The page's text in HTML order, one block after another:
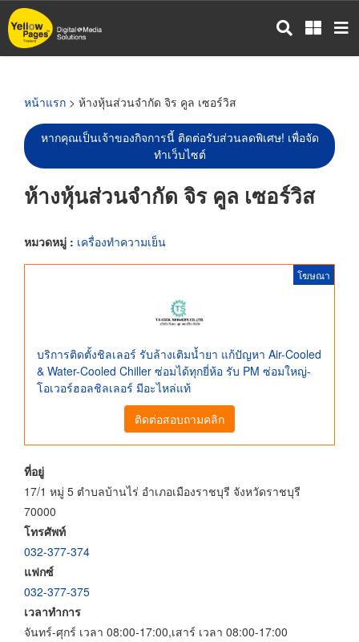
ข้าม
ไป
หน้าแรก > ห้างหุ้นส่วนจำกัด จิร คูล เซอร์วิส
หากคุณเป็นเจ้าของกิจการนี้ ติดต่อรับส่วนลดพิเศษ! เพื่อจัด
ทำเว็บไซต์
ห้างหุ้นส่วนจำกัด จิร คูล เซอร์วิส
หมวดหมู่ : เครื่องทำความเย็น
โฆษณา
บริการติดตั้งชิลเลอร์ รับล้างเติมน้ำยา แก้ปัญหา Air-Cooled
& Water-Cooled Chiller ซ่อมได้ทุกยี่ห้อ รับ PM ซ่อมใหญ่-
โอเวอร์ฮอลชิลเลอร์ มีอะไหล่แท้
ติดต่อสอบถามคลิก
ที่อยู่
17/1 หมู่ 5 ตำบลบ้านไร่ อำเภอเมืองราชบุรี จังหวัดราชบุรี
70000
โทรศัพท์
032-377-374
แฟกซ์
032-377-375
เวลาทำการ
จันทร์-ศุกร์ เวลา 08:00-17:00,เสาร์ เวลา 08:00-17:00